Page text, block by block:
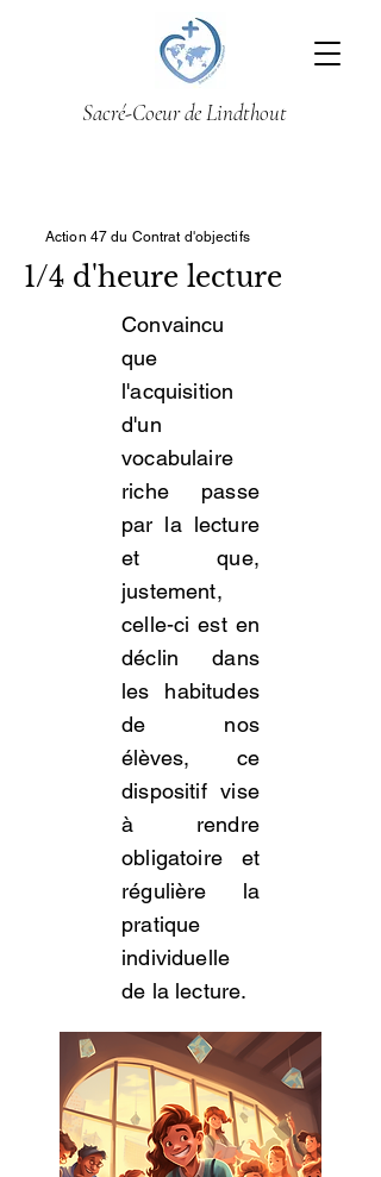
Sacré-Coeur de Lindthout
Action 47 du Contrat d'objectifs
1/4 d'heure lecture
Convaincu
que
l'acquisition
d'un
vocabulaire
riche passe
par la lecture
et que,
justement,
celle-ci est en
déclin dans
les habitudes
de nos
élèves, ce
dispositif vise
à rendre
obligatoire et
régulière la
pratique
individuelle
de la lecture.